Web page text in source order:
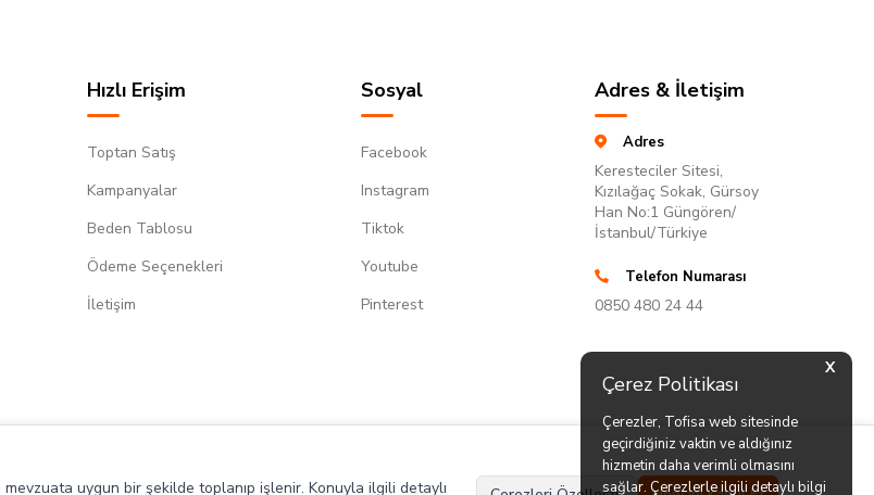
X
Çerez Politikası
Çerezler, Tofisa web sitesinde
geçirdiğiniz vaktin ve aldığınız
hizmetin daha verimli olmasını
sağlar. Çerezlerle ilgili detaylı bilgi
Hızlı Erişim
Toptan Satış
Kampanyalar
Beden Tablosu
Ödeme Seçenekleri
İletişim
Sosyal
Facebook
Instagram
Tiktok
Youtube
Pinterest
Adres & İletişim
Adres
Keresteciler Sitesi,
Kızılağaç Sokak, Gürsoy
Han No:1 Güngören/
İstanbul/Türkiye
Telefon Numarası
0850 480 24 44
uygun bir şekilde toplanıp işlenir. Konuyla ilgili detaylı